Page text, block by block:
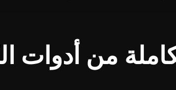
من أدوات